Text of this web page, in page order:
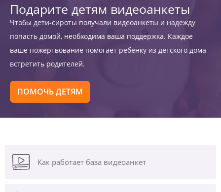
Подарите детям видеоанкеты
Чтобы дети-сироты получали видеоанкеты и надежду
попасть домой, необходима ваша поддержка. Каждое
ваше пожертвование помогает ребенку из детского дома
встретить родителей.
ПОМОЧЬ ДЕТЯМ
Как работает база видеоанкет